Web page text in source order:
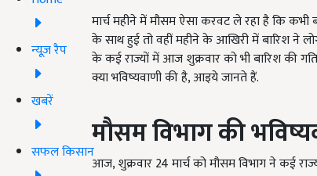
न्यूज़ रैप
खबरें
सफल किसान
मार्च महीने में मौसम ऐसा करवट ले रहा है कि कभी
के साथ हुई तो वहीं महीने के आखिरी में बारिश ने
के कई राज्यों में आज शुक्रवार को भी बारिश की
क्या भविष्यवाणी की है, आइये जानते हैं.
मौसम विभाग की
आज, शुक्रवार 24 मार्च को मौसम विभाग ने कई